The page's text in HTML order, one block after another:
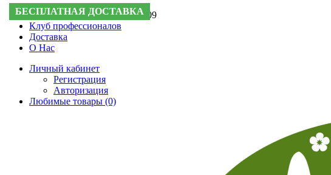
Поддержка: +7 (495) 505-50-09
Клуб профессионалов
Доставка
О Нас
Личный кабинет
Регистрация
Авторизация
Любимые товары (0)
БЕСПЛАТНАЯ ДОСТАВКА
БЕСПЛАТНАЯ ДОСТАВКА
БЕСПЛАТНАЯ ДОСТАВКА
БЕСПЛАТНАЯ ДОСТАВКА
БЕСПЛАТНАЯ ДОСТАВКА
БЕСПЛАТНАЯ ДОСТАВКА
БЕСПЛАТНАЯ ДОСТАВКА
БЕСПЛАТНАЯ ДОСТАВКА
БЕСПЛАТНАЯ ДОСТАВКА
БЕСПЛАТНАЯ ДОСТАВКА